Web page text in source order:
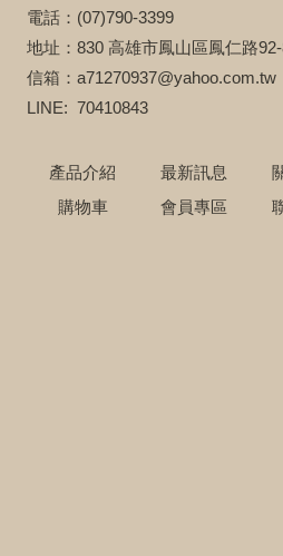
電話：(07)790-3399
地址：830 高雄市鳳山區鳳仁路
信箱：a71270937@yahoo.com.tw
LINE: 70410843
產品介紹 最新訊息
購物車
會員專區